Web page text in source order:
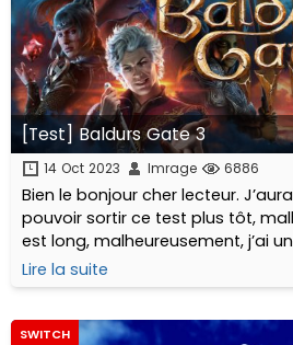
[Test] Baldurs Gate 3
14 Oct 2023 Imrage 6886
Bien le bonjour cher lecteur.
pouvoir sortir ce test plus tôt,
est long, malheureusement, j’ai
côté, et plein d’autres facteurs
ces lignes plus tôt.
Lire la suite
SWITCH